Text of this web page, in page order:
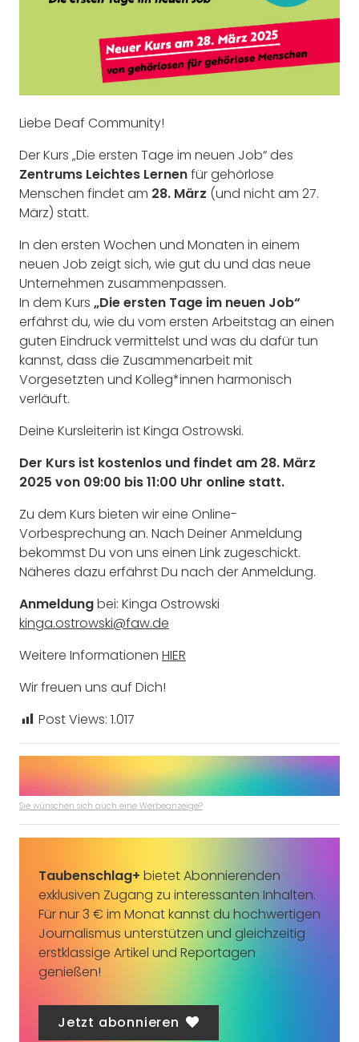
Liebe Deaf Community!
Der Kurs „Die ersten Tage im neuen Job“ des
Zentrums Leichtes Lernenfür gehörlose
Menschen findet am 28. März (und nicht am 27.
März) statt.
In den ersten Wochen und Monaten in einem
neuen Job zeigt sich, wie gut du und das neue
Unternehmen zusammenpassen.
In dem Kurs „Die ersten Tage im neuen Job“
erfährst du, wie du vom ersten Arbeitstag an einen
guten Eindruck vermittelst und was du dafür tun
kannst, dass die Zusammenarbeit mit
Vorgesetzten und Kolleg*innen harmonisch
verläuft.
Deine Kursleiterin ist Kinga Ostrowski.
Der Kurs ist kostenlos und findet am 28. März
2025 von 09:00 bis 11:00 Uhr online statt.
Zu dem Kurs bieten wir eine Online-
Vorbesprechung an. Nach Deiner Anmeldung
bekommst Du von uns einen Link zugeschickt.
Näheres dazu erfährst Du nach der Anmeldung.
Anmeldungbei: Kinga Ostrowski
kinga.ostrowski@faw.de
Weitere Informationen HIER
Wir freuen uns auf Dich!
Post Views: 1.017
Sie wünschen sich auch eine Werbeanzeige?
Taubenschlag+ bietet Abonnierenden
exklusiven Zugang zu interessanten Inhalten.
Für nur 3 € im Monat kannst du hochwertigen
Journalismus unterstützen und gleichzeitig
erstklassige Artikel und Reportagen
genießen!
Jetzt abonnieren